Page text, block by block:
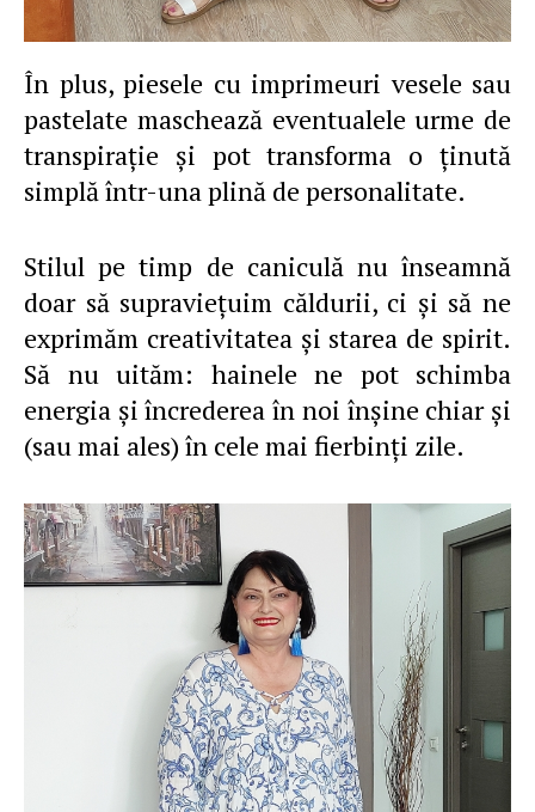
În plus, piesele cu imprimeuri vesele sau
pastelate maschează eventualele urme de
transpiraţie şi pot transforma o ținută
simplă într-una plină de personalitate.
Stilul pe timp de caniculă nu înseamnă
doar să supraviețuim căldurii, ci și să ne
exprimăm creativitatea și starea de spirit.
Să nu uităm: hainele ne pot schimba
energia și încrederea în noi înșine chiar și
(sau mai ales) în cele mai fierbinți zile.